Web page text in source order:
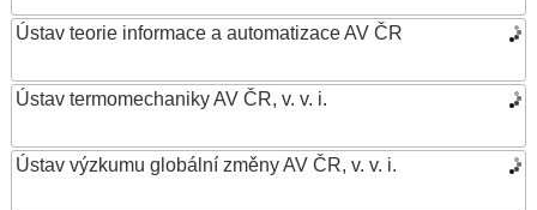
Ústav teorie informace a automatizace AV ČR
Ústav termomechaniky AV ČR, v. v. i.
Ústav výzkumu globální změny AV ČR, v. v. i.